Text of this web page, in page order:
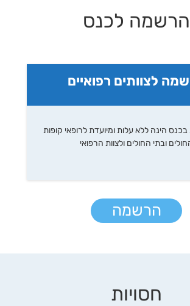
הרשמה לכנס
לצוותים רפואיים
הינה ללא עלות ומיועדת לרופאי קופות
ובתי החולים ולצוות הרפואי
הרשמה
חסויות